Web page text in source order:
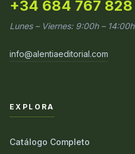
+34 684 767 828
Lunes – Viernes: 9:00h – 14:00h
info@alentiaeditorial.com
EXPLORA
Catálogo Completo